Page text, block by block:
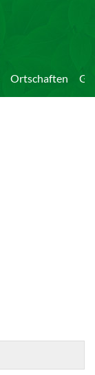
Ortschaften